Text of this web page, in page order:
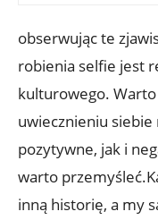
obserwując ⁢te
robienia selfie⁤ jest
kulturowego.
uwiecznieniu⁤
pozytywne, jak⁢ i
warto
inną historię, a my